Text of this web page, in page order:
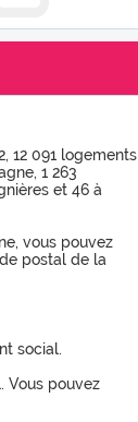
12 091 logements
1 263
et 46 à
vous pouvez
postal de la
social.
Vous pouvez